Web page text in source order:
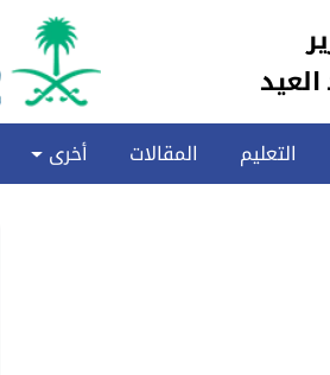
التعليم المقالات أخرى